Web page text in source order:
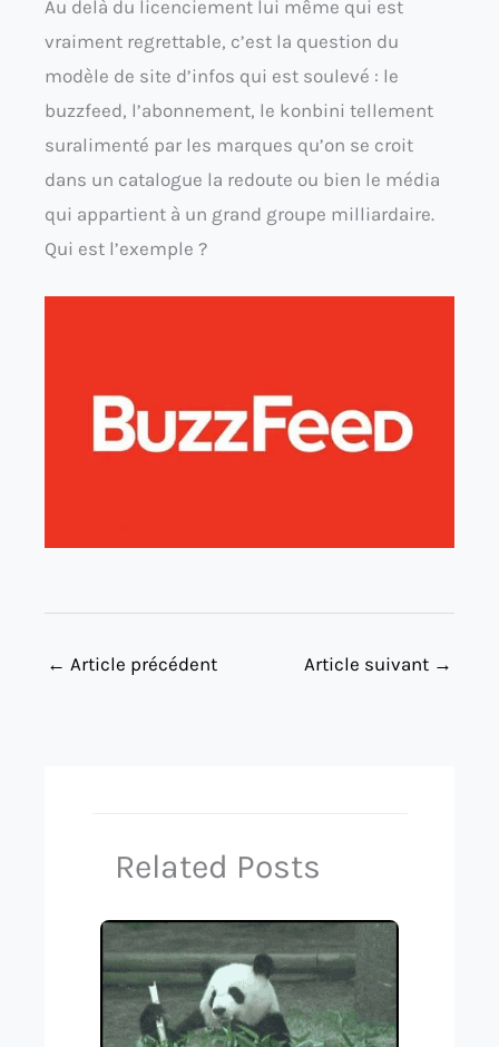
Au delà du licenciement lui même qui est
vraiment regrettable, c’est la question du
modèle de site d’infos qui est soulevé : le
buzzfeed, l’abonnement, le konbini tellement
suralimenté par les marques qu’on se croit
dans un catalogue la redoute ou bien le média
qui appartient à un grand groupe milliardaire.
Qui est l’exemple ?
← Article précédent Article suivant →
Related Posts